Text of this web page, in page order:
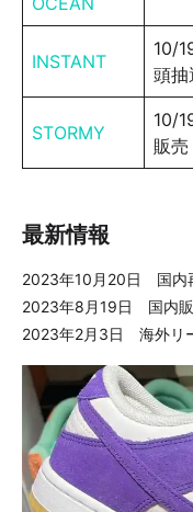
INSTANT
10/
頭抽
STORMY
10/
販売
最新情報
2023年10月20日 国内
2023年8月19日 国内
2023年2月3日 海外リ